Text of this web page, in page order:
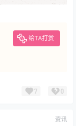
给TA打赏
7 0
资讯